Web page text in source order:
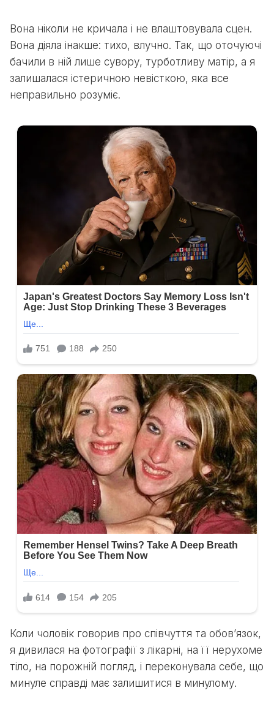
Вона ніколи не кричала і не влаштовувала сцен.
Вона діяла інакше: тихо, влучно. Так, що оточуючі
бачили в ній лише сувору, турботливу матір, а я
залишалася істеричною невісткою, яка все
неправильно розуміє.
Коли чоловік говорив про співчуття та обов’язок,
я дивилася на фотографії з лікарні, на її нерухоме
тіло, на порожній погляд, і переконувала себе, що
минуле справді має залишитися в минулому.